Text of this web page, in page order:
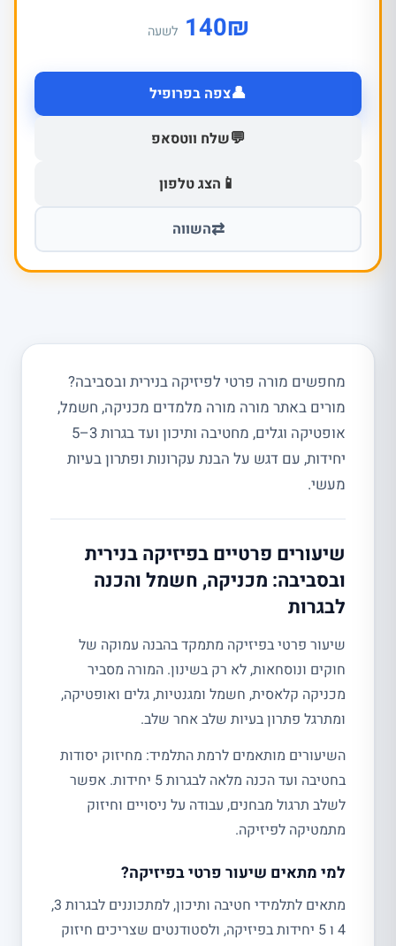
₪
140 לשעה
👤צפה בפרופיל
💬שלח ווטסאפ
📱 הצג טלפון
⇄השווה
מחפשים מורה פרטי לפיזיקה בנירית ובסביבה?
מורים באתר מורה מורה מלמדים מכניקה, חשמל,
אופטיקה וגלים, מחטיבה ותיכון ועד בגרות 3–5
יחידות, עם דגש על הבנת עקרונות ופתרון בעיות
מעשי.
שיעורים פרטיים בפיזיקה בנירית
ובסביבה: מכניקה, חשמל והכנה
לבגרות
שיעור פרטי בפיזיקה מתמקד בהבנה עמוקה של
חוקים ונוסחאות, לא רק בשינון. המורה מסביר
מכניקה קלאסית, חשמל ומגנטיות, גלים ואופטיקה,
ומתרגל פתרון בעיות שלב אחר שלב.
השיעורים מותאמים לרמת התלמיד: מחיזוק יסודות
בחטיבה ועד הכנה מלאה לבגרות 5 יחידות. אפשר
לשלב תרגול מבחנים, עבודה על ניסויים וחיזוק
מתמטיקה לפיזיקה.
למי מתאים שיעור פרטי בפיזיקה?
מתאים לתלמידי חטיבה ותיכון, למתכוננים לבגרות 3,
4 ו 5 יחידות בפיזיקה, ולסטודנטים שצריכים חיזוק